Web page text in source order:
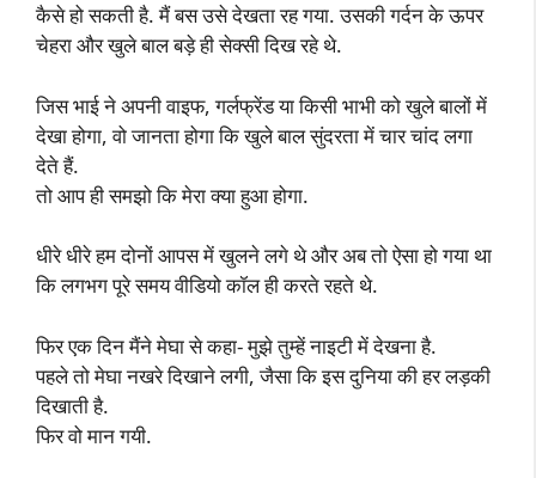
कैसे हो सकती है. मैं बस उसे देखता रह गया. उसकी गर्दन के ऊपर
चेहरा और खुले बाल बड़े ही सेक्सी दिख रहे थे.
जिस भाई ने अपनी वाइफ, गर्लफ्रेंड या किसी भाभी को खुले बालों में
देखा होगा, वो जानता होगा कि खुले बाल सुंदरता में चार चांद लगा
देते हैं.
तो आप ही समझो कि मेरा क्या हुआ होगा.
धीरे धीरे हम दोनों आपस में खुलने लगे थे और अब तो ऐसा हो गया था
कि लगभग पूरे समय वीडियो कॉल ही करते रहते थे.
फिर एक दिन मैंने मेघा से कहा- मुझे तुम्हें नाइटी में देखना है.
पहले तो मेघा नखरे दिखाने लगी, जैसा कि इस दुनिया की हर लड़की
दिखाती है.
फिर वो मान गयी.